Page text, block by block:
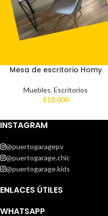
Mesa de escritorio Homy
Muebles, Escritorios
$18.000
INSTAGRAM
@puertogaragepv
@puertogarage.chic
@puertogarage.kids
ENLACES ÚTILES
WHATSAPP